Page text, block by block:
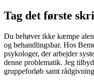
Tag det første
Du behøver ikke kæmpe
og behandlingsbar. Hos
psykologer, der arbejder
denne problematik. Jeg
gruppeforløb samt